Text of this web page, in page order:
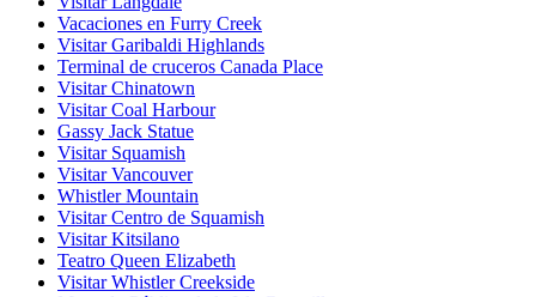
Vacaciones en Furry Creek
Visitar Garibaldi Highlands
Terminal de cruceros Canada Place
Visitar Chinatown
Visitar Coal Harbour
Gassy Jack Statue
Visitar Squamish
Visitar Vancouver
Whistler Mountain
Visitar Centro de Squamish
Visitar Kitsilano
Teatro Queen Elizabeth
Visitar Whistler Creekside